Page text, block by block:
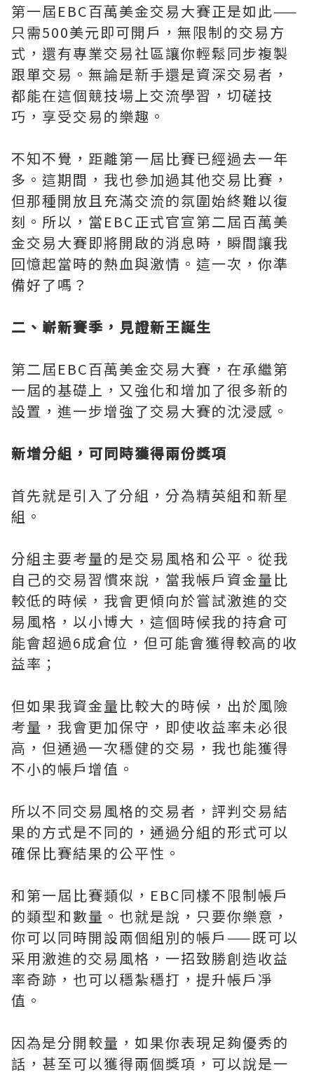
第一屆EBC百萬美金交易大賽正是如此——
只需500美元即可開戶，無限制的交易方
式，還有專業交易社區讓你輕鬆同步複製
跟單交易。無論是新手還是資深交易者，
都能在這個競技場上交流學習，切磋技
巧，享受交易的樂趣。
不知不覺，距離第一屆比賽已經過去一年
多。這期間，我也參加過其他交易比賽，
但那種開放且充滿交流的氛圍始終難以復
刻。所以，當EBC正式官宣第二屆百萬美
金交易大賽即將開啟的消息時，瞬間讓我
回憶起當時的熱血與激情。這一次，你準
備好了嗎？
二、嶄新賽季，見證新王誕生
第二屆EBC百萬美金交易大賽，在承繼第
一屆的基礎上，又強化和增加了很多新的
設置，進一步增強了交易大賽的沈浸感。
新增分組，可同時獲得兩份獎項
首先就是引入了分組，分為精英組和新星
組。
分組主要考量的是交易風格和公平。從我
自己的交易習慣來說，當我帳戶資金量比
較低的時候，我會更傾向於嘗試激進的交
易風格，以小博大，這個時候我的持倉可
能會超過6成倉位，但可能會獲得較高的收
益率；
但如果我資金量比較大的時候，出於風險
考量，我會更加保守，即使收益率未必很
高，但通過一次穩健的交易，我也能獲得
不小的帳戶增值。
所以不同交易風格的交易者，評判交易結
果的方式是不同的，通過分組的形式可以
確保比賽結果的公平性。
和第一屆比賽類似，EBC同樣不限制帳戶
的類型和數量。也就是說，只要你樂意，
你可以同時開設兩個組別的帳戶——既可以
采用激進的交易風格，一招致勝創造收益
率奇跡，也可以穩紮穩打，提升帳戶凈
值。
因為是分開較量，如果你表現足夠優秀的
話，甚至可以獲得兩個獎項，可以說是一